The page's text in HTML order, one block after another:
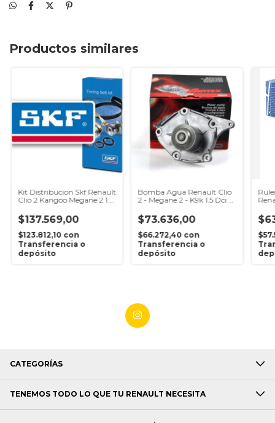
Productos similares
Kit Distribucion Skf Renault
Clio 2 Kangoo Megane 2 1.5
$137.569,00
$123.812,10 con
Transferencia o
depósito
Bomba Agua Renault Clio
2 - Megane 2 - K9k 1.5 Dci -
$73.636,00
$66.272,40 con
Transferencia o
depósito
CATEGORÍAS
TENEMOS TODO LO QUE TU RENAULT NECESITA